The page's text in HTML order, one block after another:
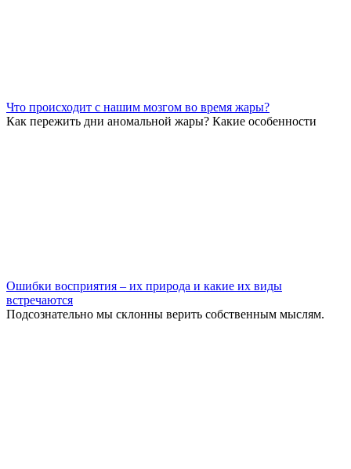
Что происходит с нашим мозгом во время жары?
Как пережить дни аномальной жары? Какие особенности
Ошибки восприятия – их природа и какие их виды
встречаются
Подсознательно мы склонны верить собственным мыслям.